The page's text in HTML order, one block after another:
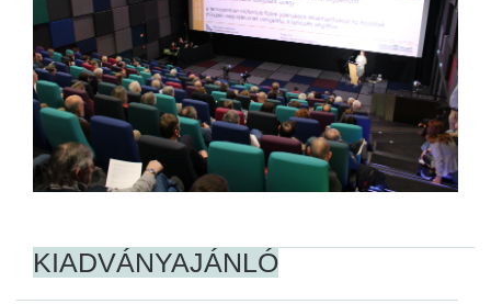
KIADVÁNYAJÁNLÓ